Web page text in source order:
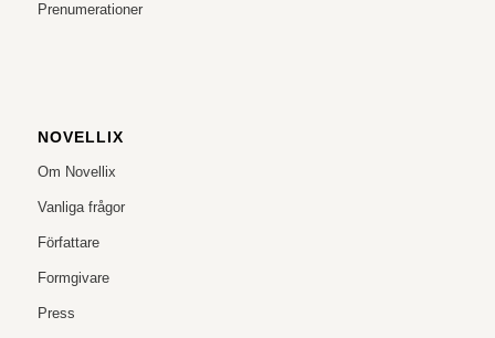
Prenumerationer
NOVELLIX
Om Novellix
Vanliga frågor
Författare
Formgivare
Press